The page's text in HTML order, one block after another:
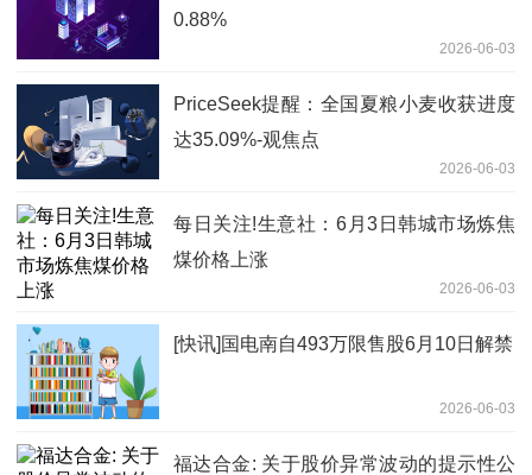
0.88%
2026-06-03
PriceSeek提醒：全国夏粮小麦收获进度
达35.09%-观焦点
2026-06-03
每日关注!生意社：6月3日韩城市场炼焦
煤价格上涨
2026-06-03
[快讯]国电南自493万限售股6月10日解禁
2026-06-03
福达合金: 关于股价异常波动的提示性公